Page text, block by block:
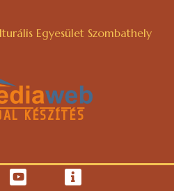
Egyesület Szombathely
KÉSZÍTÉS